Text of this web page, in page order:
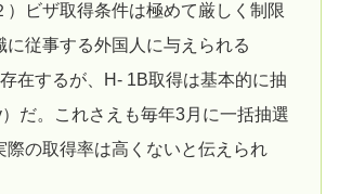
）ビザ取得条件は極めて厳しく制限
に従事する外国人に与えられる
在するが、H- 1B取得は基本的に抽
だ。これさえも毎年3月に一括抽選
際の取得率は高くないと伝えられ